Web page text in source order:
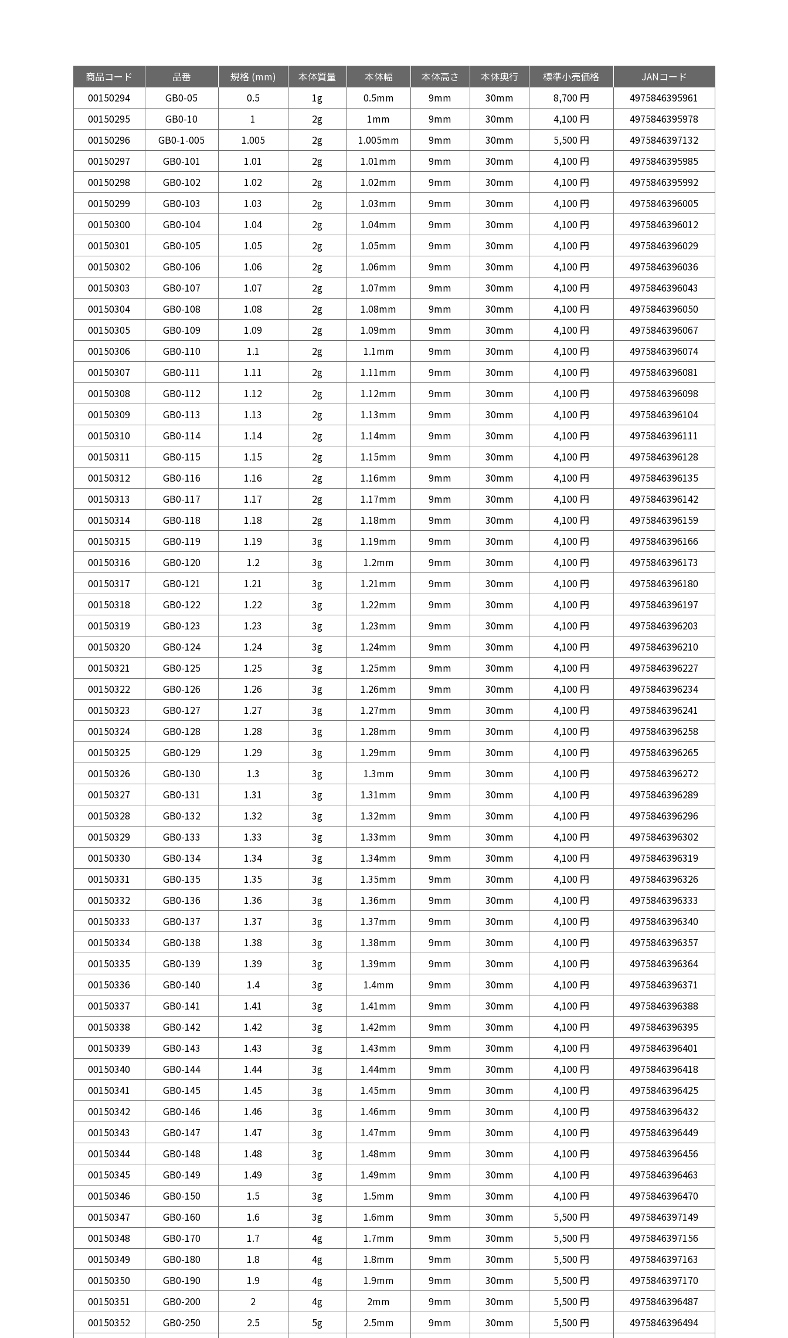
商品コード 品番 規格 (mm) 本体質量 本体幅 本体高さ 本体奥行 標準小売価格
JANコード
00150294
GB0-05 0.5 1g 0.5mm 9mm 30mm 8,700 円
4975846395961
00150295
GB0-10 1 2g 1mm 9mm 30mm 4,100 円
4975846395978
00150296
GB0-1-005 1.005 2g 1.005mm 9mm 30mm 5,500 円
4975846397132
00150297
GB0-101 1.01 2g 1.01mm 9mm 30mm 4,100 円
4975846395985
00150298
GB0-102 1.02 2g 1.02mm 9mm 30mm 4,100 円
4975846395992
00150299
GB0-103 1.03 2g 1.03mm 9mm 30mm 4,100 円
4975846396005
00150300
GB0-104 1.04 2g 1.04mm 9mm 30mm 4,100 円
4975846396012
00150301
GB0-105 1.05 2g 1.05mm 9mm 30mm 4,100 円
4975846396029
00150302
GB0-106 1.06 2g 1.06mm 9mm 30mm 4,100 円
4975846396036
00150303
GB0-107 1.07 2g 1.07mm 9mm 30mm 4,100 円
4975846396043
00150304
GB0-108 1.08 2g 1.08mm 9mm 30mm 4,100 円
4975846396050
00150305
GB0-109 1.09 2g 1.09mm 9mm 30mm 4,100 円
4975846396067
00150306
GB0-110 1.1 2g 1.1mm 9mm 30mm 4,100 円
4975846396074
00150307
GB0-111 1.11 2g 1.11mm 9mm 30mm 4,100 円
4975846396081
00150308
GB0-112 1.12 2g 1.12mm 9mm 30mm 4,100 円
4975846396098
00150309
GB0-113 1.13 2g 1.13mm 9mm 30mm 4,100 円
4975846396104
00150310
GB0-114 1.14 2g 1.14mm 9mm 30mm 4,100 円
4975846396111
00150311
GB0-115 1.15 2g 1.15mm 9mm 30mm 4,100 円
4975846396128
00150312
GB0-116 1.16 2g 1.16mm 9mm 30mm 4,100 円
4975846396135
00150313
GB0-117 1.17 2g 1.17mm 9mm 30mm 4,100 円
4975846396142
00150314
GB0-118 1.18 2g 1.18mm 9mm 30mm 4,100 円
4975846396159
00150315
GB0-119 1.19 3g 1.19mm 9mm 30mm 4,100 円
4975846396166
00150316
GB0-120 1.2 3g 1.2mm 9mm 30mm 4,100 円
4975846396173
00150317
GB0-121 1.21 3g 1.21mm 9mm 30mm 4,100 円
4975846396180
00150318
GB0-122 1.22 3g 1.22mm 9mm 30mm 4,100 円
4975846396197
00150319
GB0-123 1.23 3g 1.23mm 9mm 30mm 4,100 円
4975846396203
00150320
GB0-124 1.24 3g 1.24mm 9mm 30mm 4,100 円
4975846396210
00150321
GB0-125 1.25 3g 1.25mm 9mm 30mm 4,100 円
4975846396227
00150322
GB0-126 1.26 3g 1.26mm 9mm 30mm 4,100 円
4975846396234
00150323
GB0-127 1.27 3g 1.27mm 9mm 30mm 4,100 円
4975846396241
00150324
GB0-128 1.28 3g 1.28mm 9mm 30mm 4,100 円
4975846396258
00150325
GB0-129 1.29 3g 1.29mm 9mm 30mm 4,100 円
4975846396265
00150326
GB0-130 1.3 3g 1.3mm 9mm 30mm 4,100 円
4975846396272
00150327
GB0-131 1.31 3g 1.31mm 9mm 30mm 4,100 円
4975846396289
00150328
GB0-132 1.32 3g 1.32mm 9mm 30mm 4,100 円
4975846396296
00150329
GB0-133 1.33 3g 1.33mm 9mm 30mm 4,100 円
4975846396302
00150330
GB0-134 1.34 3g 1.34mm 9mm 30mm 4,100 円
4975846396319
00150331
GB0-135 1.35 3g 1.35mm 9mm 30mm 4,100 円
4975846396326
00150332
GB0-136 1.36 3g 1.36mm 9mm 30mm 4,100 円
4975846396333
00150333
GB0-137 1.37 3g 1.37mm 9mm 30mm 4,100 円
4975846396340
00150334
GB0-138 1.38 3g 1.38mm 9mm 30mm 4,100 円
4975846396357
00150335
GB0-139 1.39 3g 1.39mm 9mm 30mm 4,100 円
4975846396364
00150336
GB0-140 1.4 3g 1.4mm 9mm 30mm 4,100 円
4975846396371
00150337
GB0-141 1.41 3g 1.41mm 9mm 30mm 4,100 円
4975846396388
00150338
GB0-142 1.42 3g 1.42mm 9mm 30mm 4,100 円
4975846396395
00150339
GB0-143 1.43 3g 1.43mm 9mm 30mm 4,100 円
4975846396401
00150340
GB0-144 1.44 3g 1.44mm 9mm 30mm 4,100 円
4975846396418
00150341
GB0-145 1.45 3g 1.45mm 9mm 30mm 4,100 円
4975846396425
00150342
GB0-146 1.46 3g 1.46mm 9mm 30mm 4,100 円
4975846396432
00150343
GB0-147 1.47 3g 1.47mm 9mm 30mm 4,100 円
4975846396449
00150344
GB0-148 1.48 3g 1.48mm 9mm 30mm 4,100 円
4975846396456
00150345
GB0-149 1.49 3g 1.49mm 9mm 30mm 4,100 円
4975846396463
00150346
GB0-150 1.5 3g 1.5mm 9mm 30mm 4,100 円
4975846396470
00150347
GB0-160 1.6 3g 1.6mm 9mm 30mm 5,500 円
4975846397149
00150348
GB0-170 1.7 4g 1.7mm 9mm 30mm 5,500 円
4975846397156
00150349
GB0-180 1.8 4g 1.8mm 9mm 30mm 5,500 円
4975846397163
00150350
GB0-190 1.9 4g 1.9mm 9mm 30mm 5,500 円
4975846397170
00150351
GB0-200 2 4g 2mm 9mm 30mm 5,500 円
4975846396487
00150352
GB0-250 2.5 5g 2.5mm 9mm 30mm 5,500 円
4975846396494